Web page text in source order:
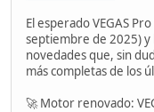
El esperado VEGAS
septiembre de 2025) y
novedades que, sin
más completas de los
🚀 Motor renovado: